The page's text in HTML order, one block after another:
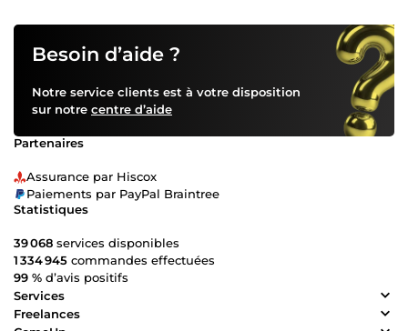
Besoin d’aide ?
Notre service clients est à votre disposition
sur notre centre d’aide
Partenaires
Assurance par Hiscox
Paiements par PayPal Braintree
Statistiques
39 068 services disponibles
1 334 945 commandes effectuées
99 % d’avis positifs
Services
Freelances